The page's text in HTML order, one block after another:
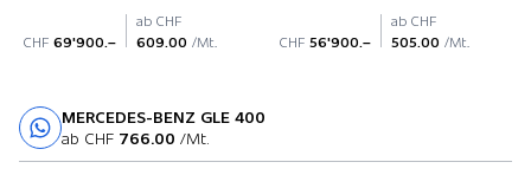
CHF 69'900.–
ab CHF
609.00 /Mt. CHF 56'900.–
ab CHF
505.00 /Mt.
MERCEDES-BENZ GLE 400
ab CHF 766.00 /Mt.